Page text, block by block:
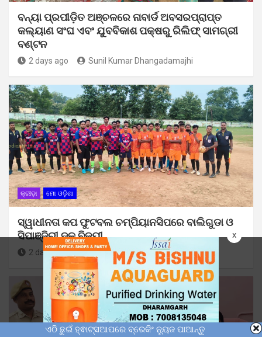
x
ବନ୍ୟା ପ୍ରପୀଡ଼ିତ ଅଞ୍ଚଳରେ ନାବାର୍ଡ ଅବସରପ୍ରାପ୍ତ
କଲ୍ୟାଣ ସଂଘ ଏବଂ ଯୁବବିକାଶ ପକ୍ଷରୁ ରିଲିଫ୍ ସାମଗ୍ରୀ
ବଣ୍ଟନ
2 days ago Sunil Kumar Dhangadamajhi
କ୍ରୀଡ଼ା ମୋ ଓଡ଼ିଶା
ସ୍ୱାଧୀନତା କପ ଫୁଟବଲ ଚମ୍ପିୟାନସିପରେ ବାଲିଗୁଡା ଓ
ସିପାଞ୍ଜିରୀ ଦଳ ବିଜୟୀ
2 days ago Sunil Kumar Dhangadamajhi
ଏଠି ଛୁଇଁ ହ୍ଵାଟ୍ସଆପରେ ବ୍ରେକିଂ ନ୍ୟୁଜ ପାଆନ୍ତୁ